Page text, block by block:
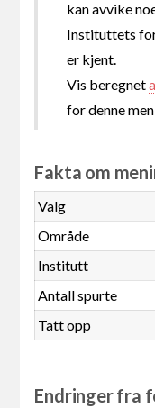
kan avvike
Instituttets
er kjent.
Vis beregnet
for denne
Fakta om
Valg
Område
Institutt
Antall spurte
Tatt opp
Endringer fra